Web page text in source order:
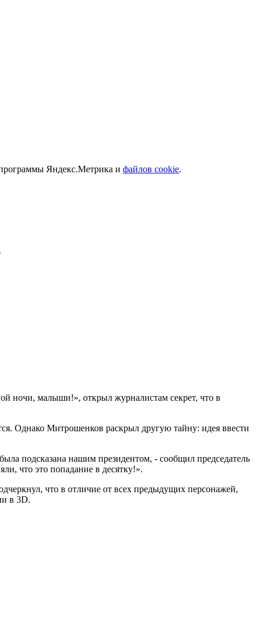
Яндекс.Метрика и файлов cookie.
ночи, малыши!», открыл журналистам секрет, что в
Однако Митрошенков раскрыл другую тайну: идея ввести
подсказана нашим президентом, - сообщил председатель
что это попадание в десятку!».
что в отличие от всех предыдущих персонажей,
в 3D.